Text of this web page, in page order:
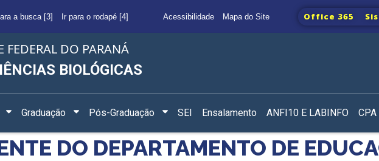
a busca [3] Ir para o rodapé [4] Acessibilidade Mapa do Site Office 365
FEDERAL DO PARANÁ
BIOLÓGICAS
Graduação Pós-Graduação SEI Ensalamento ANFI10 E LABINFO
DO DEPARTAMENTO DE